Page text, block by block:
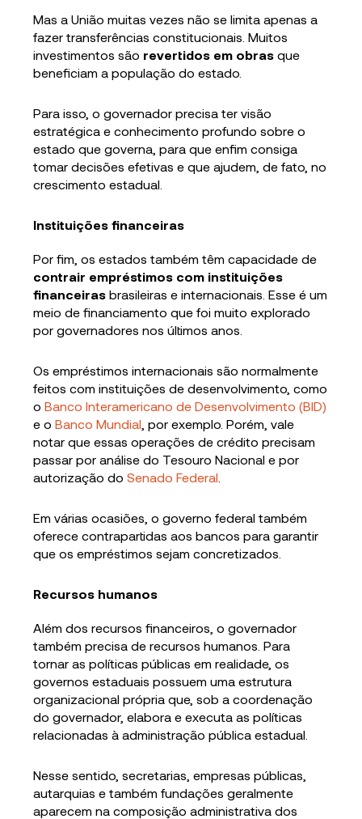
Mas a União muitas vezes não se limita apenas a
fazer transferências constitucionais. Muitos
investimentos são revertidos em obrasque
beneficiam a população do estado.
Para isso, o governador precisa ter visão
estratégica e conhecimento profundo sobre o
estado que governa, para que enfim consiga
tomar decisões efetivas e que ajudem, de fato, no
crescimento estadual.
Instituições financeiras
Por fim, os estados também têm capacidade de
contrair empréstimos com instituições
financeiras brasileiras e internacionais. Esse é um
meio de financiamento que foi muito explorado
por governadores nos últimos anos.
Os empréstimos internacionais são normalmente
feitos com instituições de desenvolvimento, como
oBanco Interamericano de Desenvolvimento (BID)
e oBanco Mundial , por exemplo. Porém, vale
notar que essas operações de crédito precisam
passar por análise do Tesouro Nacional e por
autorização doSenado Federal
Em várias ocasiões, o governo federal também
oferece contrapartidas aos bancos para garantir
que os empréstimos sejam concretizados.
Recursos humanos
Além dos recursos financeiros, o governador
também precisa de recursos humanos. Para
tornar as políticas públicas em realidade, os
governos estaduais possuem uma estrutura
organizacional própria que, sob a coordenação
do governador, elabora e executa as políticas
relacionadas à administração pública estadual.
Nesse sentido, secretarias, empresas públicas,
autarquias e também fundações geralmente
aparecem na composição administrativa dos